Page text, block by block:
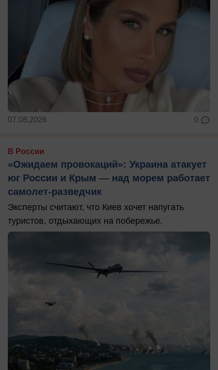
07.08.2026 0
В России
«Ожидаем провокаций»: Украина атакует
юг России и Крым — над морем работает
самолет-разведчик
Эксперты считают, что Киев хочет напугать
туристов, отдыхающих на побережье.